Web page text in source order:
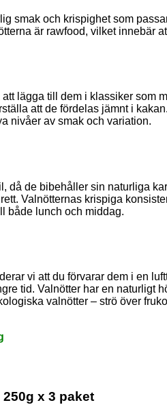
smak och krispighet som
är rawfood, vilket innebär
lägga till dem i klassiker som
att de fördelas jämnt i
nivåer av smak och variation.
då de bibehåller sin naturliga
Valnötternas krispiga
både lunch och middag.
vi att du förvarar dem i en
tid. Valnötter har en
valnötter – strö över
x 3 paket